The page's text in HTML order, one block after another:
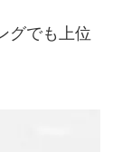
グでも上位